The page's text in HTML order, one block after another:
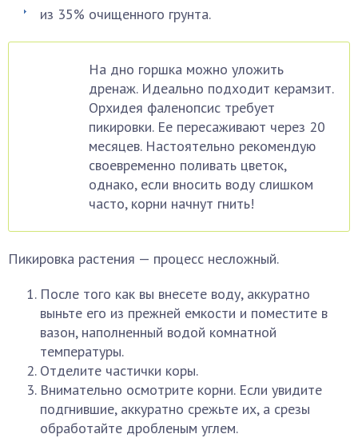
из 35% очищенного грунта.
На дно горшка можно уложить
дренаж. Идеально подходит керамзит.
Орхидея фаленопсис требует
пикировки. Ее пересаживают через 20
месяцев. Настоятельно рекомендую
своевременно поливать цветок,
однако, если вносить воду слишком
часто, корни начнут гнить!
Пикировка растения — процесс несложный.
После того как вы внесете воду, аккуратно
выньте его из прежней емкости и поместите в
вазон, наполненный водой комнатной
температуры.
Отделите частички коры.
Внимательно осмотрите корни. Если увидите
подгнившие, аккуратно срежьте их, а срезы
обработайте дробленым углем.